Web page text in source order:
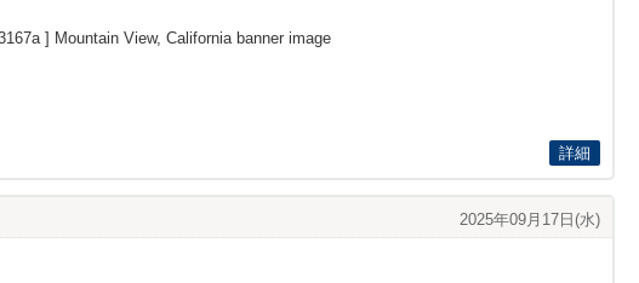
] Mountain View, California banner image
詳細
2025年09月17日(水)